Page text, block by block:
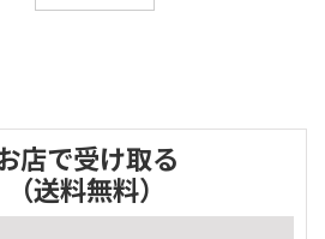
店で受け取る
（送料無料）